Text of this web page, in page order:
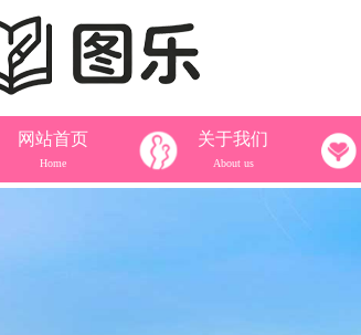
网站首页
Home
关于我们
About us